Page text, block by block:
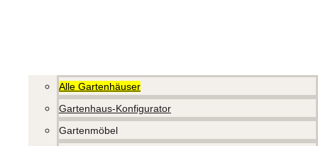
Alle Gartenhäuser
Gartenhaus-Konfigurator
Gartenmöbel